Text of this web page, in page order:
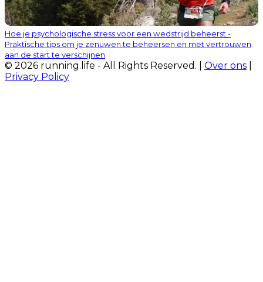
Hoe je psychologische stress voor een wedstrijd beheerst -
Praktische tips om je zenuwen te beheersen en met vertrouwen
aan de start te verschijnen
© 2026 running.life - All Rights Reserved. | Over ons
Privacy Policy